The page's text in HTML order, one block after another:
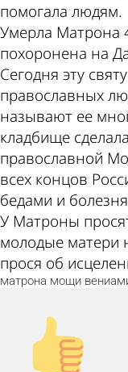
помогала людям.
Умерла Матрона
похоронена на
Сегодня эту
православных
называют ее
кладбище
православной
всех концов
бедами и
У Матроны
молодые матери
прося об
матрона мощи
Палец
вверх!